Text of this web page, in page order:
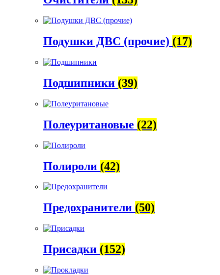
Подушки ДВС (прочие) (17)
Подшипники (39)
Полеуритановые (22)
Полироли (42)
Предохранители (50)
Присадки (152)